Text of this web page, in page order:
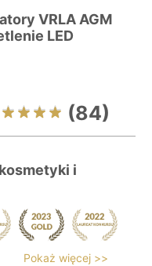
VRLA AGM
LED
(84)
i
Pokaż więcej >>